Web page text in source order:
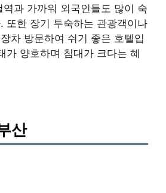
과 가까워 외국인들도 많이 숙
또한 장기 투숙하는 관광객이나
차 방문하여 쉬기 좋은 호텔입
가 양호하며 침대가 크다는 혜
산